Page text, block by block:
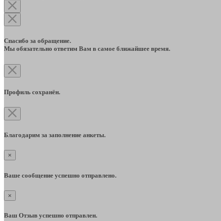
Спасибо за обращение.
Мы обязательно ответим Вам в самое ближайшее время.
Профиль сохранён.
Благодарим за заполнение анкеты.
×
Ваше сообщение успешно отправлено.
×
Ваш Отзыв успешно отправлен.